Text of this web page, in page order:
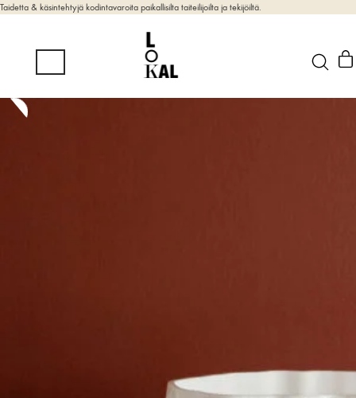
Taidetta & käsintehtyjä kodintavaroita paikallisilta taiteilijoilta ja tekijöiltä.